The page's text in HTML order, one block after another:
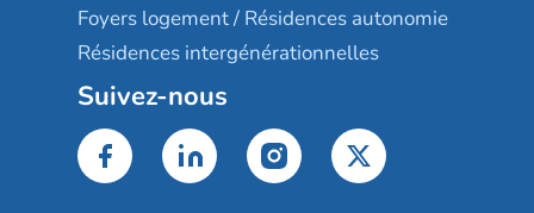
Foyers logement / Résidences autonomie
Résidences intergénérationnelles
Suivez-nous